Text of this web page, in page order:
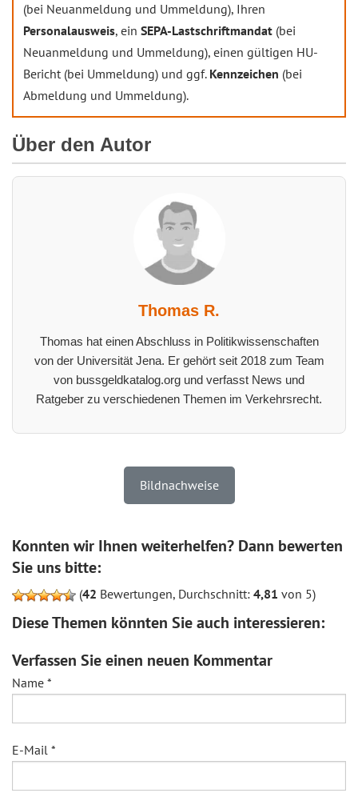
(bei Neuanmeldung und Ummeldung), Ihren
Personalausweis, ein SEPA-Lastschriftmandat (bei
Neuanmeldung und Ummeldung), einen gültigen HU-
Bericht (bei Ummeldung) und ggf. Kennzeichen (bei
Abmeldung und Ummeldung).
Über den Autor
Thomas R.
Thomas hat einen Abschluss in Politikwissenschaften
von der Universität Jena. Er gehört seit 2018 zum Team
von bussgeldkatalog.org und verfasst News und
Ratgeber zu verschiedenen Themen im Verkehrsrecht.
Bildnachweise
Konnten wir Ihnen weiterhelfen? Dann bewerten
Sie uns bitte:
(42 Bewertungen, Durchschnitt: 4,81 von 5)
Diese Themen könnten Sie auch interessieren:
Verfassen Sie einen neuen Kommentar
Name *
E-Mail *